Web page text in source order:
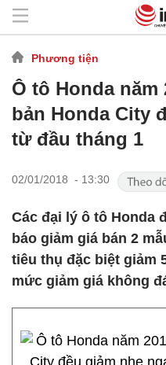
Phương tiện
Ô tô Honda năm
bản Honda City
từ đầu tháng 1
02/01/2018 - 13:30
Các đại lý ô tô Honda
báo giảm giá bán 2
tiêu thụ đặc biệt giảm
mức giảm giá không